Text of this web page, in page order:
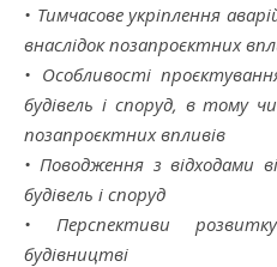
• Тимчасове укріплення
внаслідок позапроєктних
• Особливості
будівель і споруд, в тому
позапроєктних впливів
• Поводження з відходами
будівель і споруд
• Перспективи
будівництві